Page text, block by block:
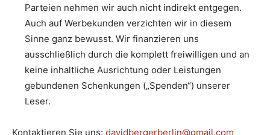
Parteien nehmen wir auch nicht indirekt entgegen.
Auch auf Werbekunden verzichten wir in diesem
Sinne ganz bewusst. Wir finanzieren uns
ausschließlich durch die komplett freiwilligen und an
keine inhaltliche Ausrichtung oder Leistungen
gebundenen Schenkungen („Spenden“) unserer
Leser.
Kontaktieren Sie uns: davidbergerberlin@gmail.com